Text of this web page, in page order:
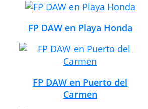
FP DAW en Playa Honda
FP DAW en Puerto del
Carmen